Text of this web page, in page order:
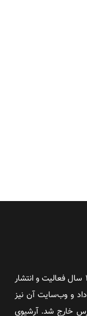
روز آنلاین روزنامه‌ای اینترنتی بود که پس از طول ۱۲ سال فعالیت و انتشار
خود پایان داد و وب‌سایت آن نیز
خارج شد. آرشیوی